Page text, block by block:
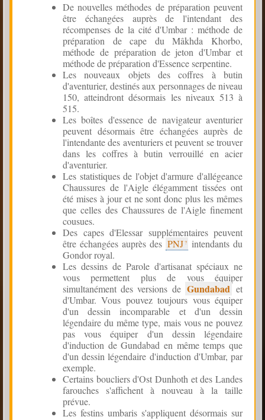
De nouvelles méthodes de préparation peuvent
être échangées auprès de l'intendant des
récompenses de la cité d'Umbar : méthode de
préparation de cape du Mâkhda Khorbo,
méthode de préparation de jeton d'Umbar et
méthode de préparation d'Essence serpentine.
Les nouveaux objets des coffres à butin
d'aventurier, destinés aux personnages de niveau
150, atteindront désormais les niveaux 513 à
515.
Les boîtes d'essence de navigateur aventurier
peuvent désormais être échangées auprès de
l'intendante des aventuriers et peuvent se trouver
dans les coffres à butin verrouillé en acier
d'aventurier.
Les statistiques de l'objet d'armure d'allégeance
Chaussures de l'Aigle élégamment tissées ont
été mises à jour et ne sont donc plus les mêmes
que celles des Chaussures de l'Aigle finement
cousues.
Des capes d'Elessar supplémentaires peuvent
être échangées auprès des PNJ
intendants du
Gondor royal.
Les dessins de Parole d'artisanat spéciaux ne
vous permettent plus de vous équiper
simultanément des versions de Gundabad et
d'Umbar. Vous pouvez toujours vous équiper
d'un dessin incomparable et d'un dessin
légendaire du même type, mais vous ne pouvez
pas vous équiper d'un dessin légendaire
d'induction de Gundabad en même temps que
d'un dessin légendaire d'induction d'Umbar, par
exemple.
Certains boucliers d'Ost Dunhoth et des Landes
farouches s'affichent à nouveau à la taille
prévue.
Les festins umbaris s'appliquent désormais sur